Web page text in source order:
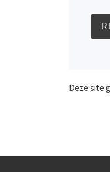
Deze site